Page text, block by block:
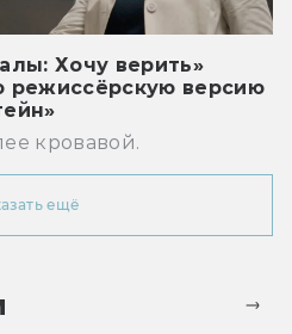
Хочу верить»
режиссёрскую версию
кровавой.
ещё